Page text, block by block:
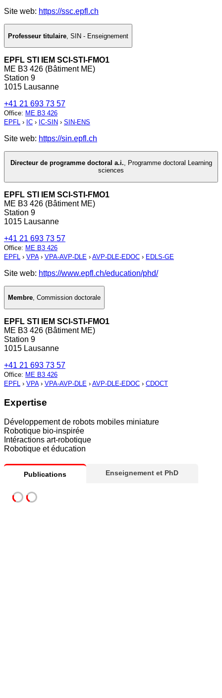
Site web: https://ssc.epfl.ch
Professeur titulaire SIN - Enseignement
EPFL STI IEM SCI-STI-FMO1
ME B3 426 (Bâtiment ME)
Station 9
1015 Lausanne
+41 21 693 73 57
Office: ME B3 426
EPFL › IC › IC-SIN › SIN-ENS
Site web: https://sin.epfl.ch
Directeur de programme doctoral a.i., Programme doctoral Learning
sciences
EPFL STI IEM SCI-STI-FMO1
ME B3 426 (Bâtiment ME)
Station 9
1015 Lausanne
+41 21 693 73 57
Office: ME B3 426
EPFL › VPA› VPA-AVP-DLE › AVP-DLE-EDOC › EDLS-GE
Site web: https://www.epfl.ch/education/phd/
Membre Commission doctorale
EPFL STI IEM SCI-STI-FMO1
ME B3 426 (Bâtiment ME)
Station 9
1015 Lausanne
+41 21 693 73 57
Office: ME B3 426
EPFL › VPA› VPA-AVP-DLE › AVP-DLE-EDOC › CDOCT
Expertise
Développement de robots mobiles miniature
Robotique bio-inspirée
Intéractions art-robotique
Robotique et éducation
Publications Enseignement et PhD